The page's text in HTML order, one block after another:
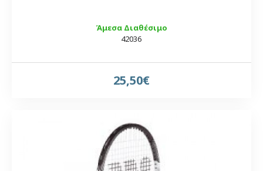
Άμεσα Διαθέσιμο
42036
25,50€